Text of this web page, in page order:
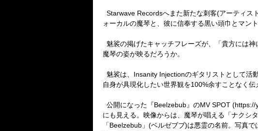
Starwave Recordsへまた新たな刺客(アーティスト
ォーカルの魔琴と、彼に信奉する黒い頭巾とマン
魅裟の掲げたキャッチフレーズが、「貴方には神
魔琴の姿が映るだろうか。
魅裟は、 Insanity Injectionのギタリストとして活
自身が具現化したい世界観を100%余すことなく伝
公開になった『Beelzebub』のMV SPOT
にも見える。映像からは、魔琴が唱える「ナクシタ
「Beelzebub 」 (ベルゼブブ)は悪霊の名前。写真